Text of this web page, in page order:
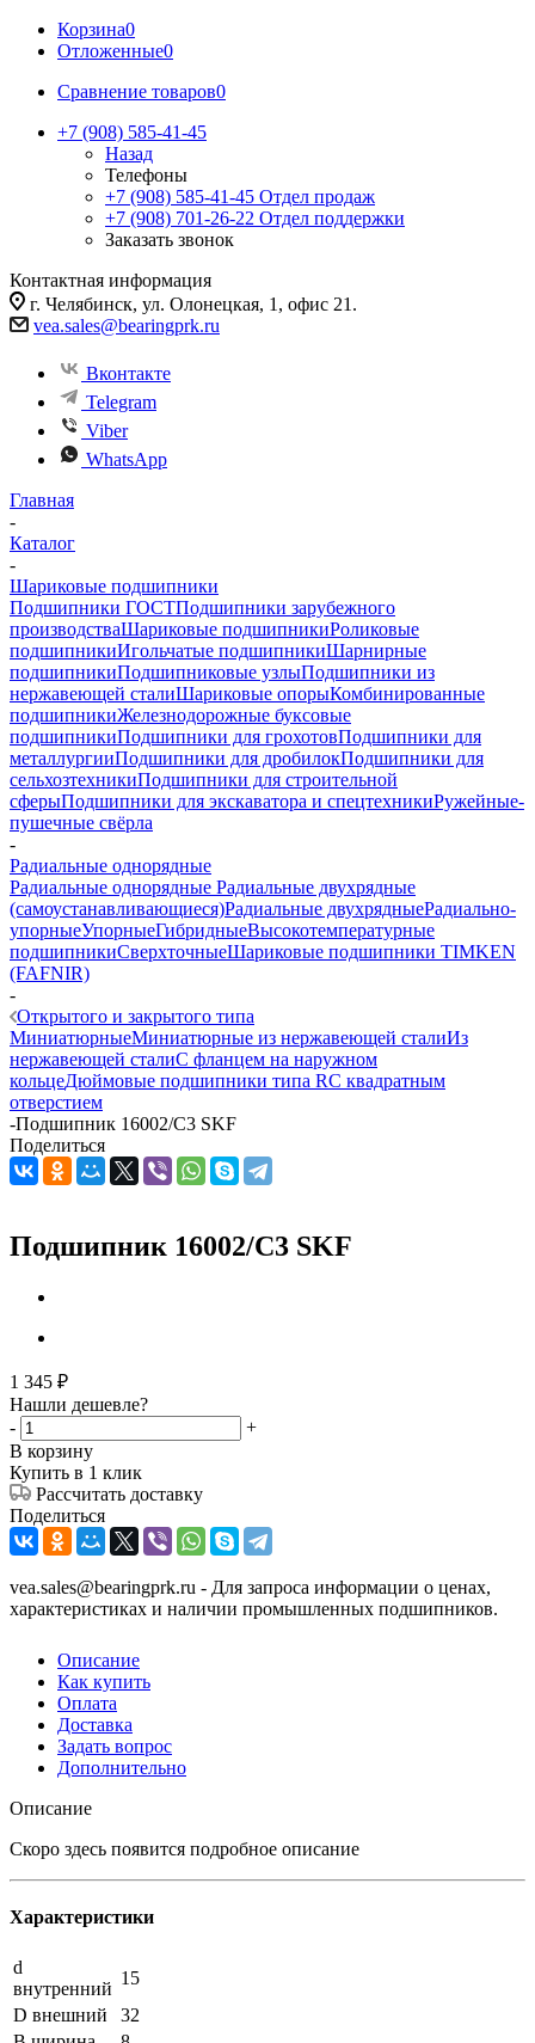
Корзина0
Отложенные0
Сравнение товаров0
+7 (908) 585-41-45
Назад
Телефоны
+7 (908) 585-41-45 Отдел продаж
+7 (908) 701-26-22 Отдел поддержки
Заказать звонок
Контактная информация
г. Челябинск, ул. Олонецкая, 1, офис 21.
vea.sales@bearingprk.ru
Вконтакте
Telegram
Viber
WhatsApp
Главная
-
Каталог
-
Шариковые подшипники
Подшипники ГОСТПодшипники зарубежного
производстваШариковые подшипникиРоликовые
подшипникиИгольчатые подшипникиШарнирные
подшипникиПодшипниковые узлыПодшипники из
нержавеющей сталиШариковые опорыКомбинированные
подшипникиЖелезнодорожные буксовые
подшипникиПодшипники для грохотовПодшипники для
металлургииПодшипники для дробилокПодшипники для
сельхозтехникиПодшипники для строительной
сферыПодшипники для экскаватора и спецтехникиРужейные-
пушечные свёрла
-
Радиальные однорядные
Радиальные однорядные Радиальные двухрядные
(самоустанавливающиеся)Радиальные двухрядныеРадиально-
упорныеУпорныеГибридныеВысокотемпературные
подшипникиСверхточныеШариковые подшипники TIMKEN
(FAFNIR)
-
Открытого и закрытого типа
МиниатюрныеМиниатюрные из нержавеющей сталиИз
нержавеющей сталиС фланцем на наружном
кольцеДюймовые подшипники типа RС квадратным
отверстием
-Подшипник 16002/C3 SKF
Поделиться
Подшипник 16002/C3 SKF
1 345 ₽
Нашли дешевле?
-
+
В корзину
Купить в 1 клик
Рассчитать доставку
Поделиться
vea.sales@bearingprk.ru - Для запроса информации о ценах,
характеристиках и наличии промышленных подшипников.
Описание
Как купить
Оплата
Доставка
Задать вопрос
Дополнительно
Описание
Скоро здесь появится подробное описание
Характеристики
d
внутренний
15
D внешний
32